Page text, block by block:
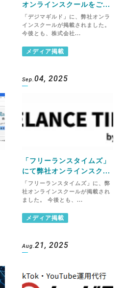
オンラインスクールをご...
「デジマギルド」に、弊社オンラ
インスクールが掲載されました。
今後とも、株式会社...
メディア掲載
Sep.04, 2025
「フリーランスタイムズ」
にて弊社オンラインスク...
「フリーランスタイムズ」に、弊
社オンラインスクールが掲載され
ました。 今後とも、...
メディア掲載
Aug.21, 2025